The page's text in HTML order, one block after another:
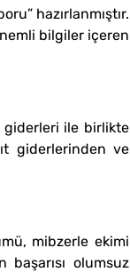
hazırlanmıştır.
bilgiler içeren
giderleri ile birlikte
giderlerinden ve
mibzerle ekimi
olumsuz